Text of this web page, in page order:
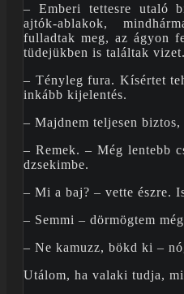
– Emberi tettesre utaló
ajtók-ablakok,
fulladtak meg, az ágyon
tüdejükben is találtak vizet.
– Tényleg fura. Kísértet
inkább kijelentés.
– Majdnem teljesen
– Remek. – Még lentebb
dzsekimbe.
– Mi a baj? – vette észre.
– Semmi – dörmögtem
– Ne kamuzz, bökd ki –
Utálom, ha valaki tudja,